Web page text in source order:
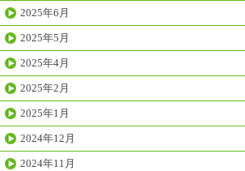
2025年6月
2025年5月
2025年4月
2025年2月
2025年1月
2024年12月
2024年11月